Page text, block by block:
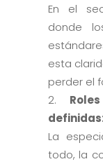
En el
donde
esta
perder el
La
todo, la